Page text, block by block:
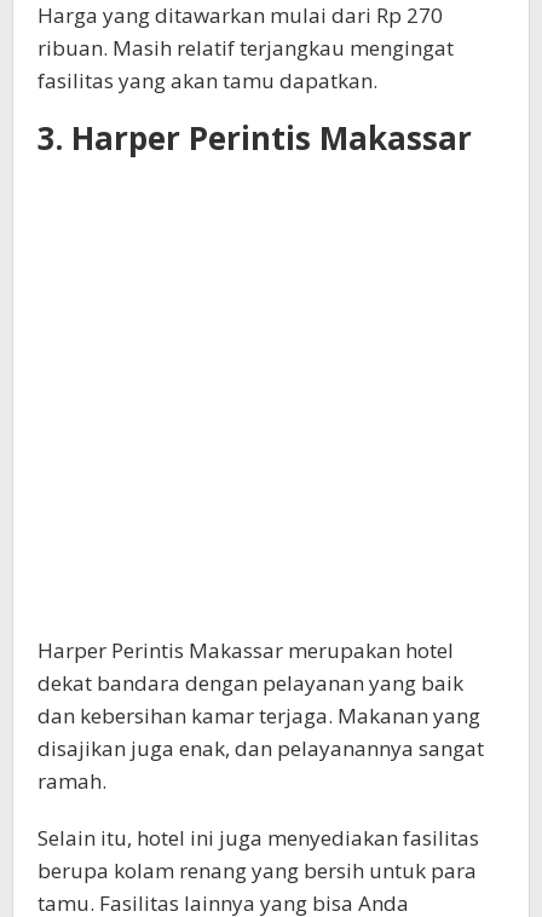
Harga yang ditawarkan mulai dari Rp 270
ribuan. Masih relatif terjangkau mengingat
fasilitas yang akan tamu dapatkan.
3. Harper Perintis Makassar
Harper Perintis Makassar merupakan hotel
dekat bandara dengan pelayanan yang baik
dan kebersihan kamar terjaga. Makanan yang
disajikan juga enak, dan pelayanannya sangat
ramah.
Selain itu, hotel ini juga menyediakan fasilitas
berupa kolam renang yang bersih untuk para
tamu. Fasilitas lainnya yang bisa Anda